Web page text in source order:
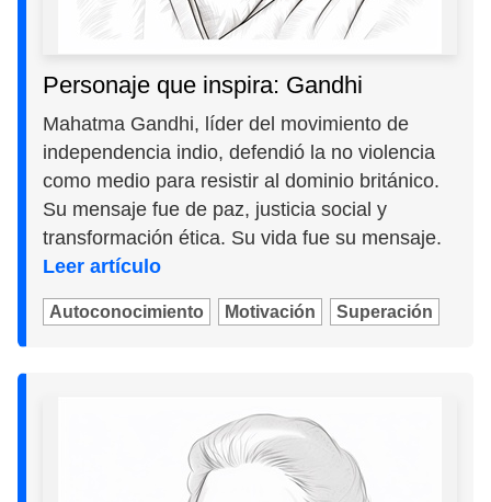
Personaje que inspira: Gandhi
Mahatma Gandhi, líder del movimiento de
independencia indio, defendió la no violencia
como medio para resistir al dominio británico.
Su mensaje fue de paz, justicia social y
transformación ética. Su vida fue su mensaje.
Leer artículo
Autoconocimiento Motivación Superación